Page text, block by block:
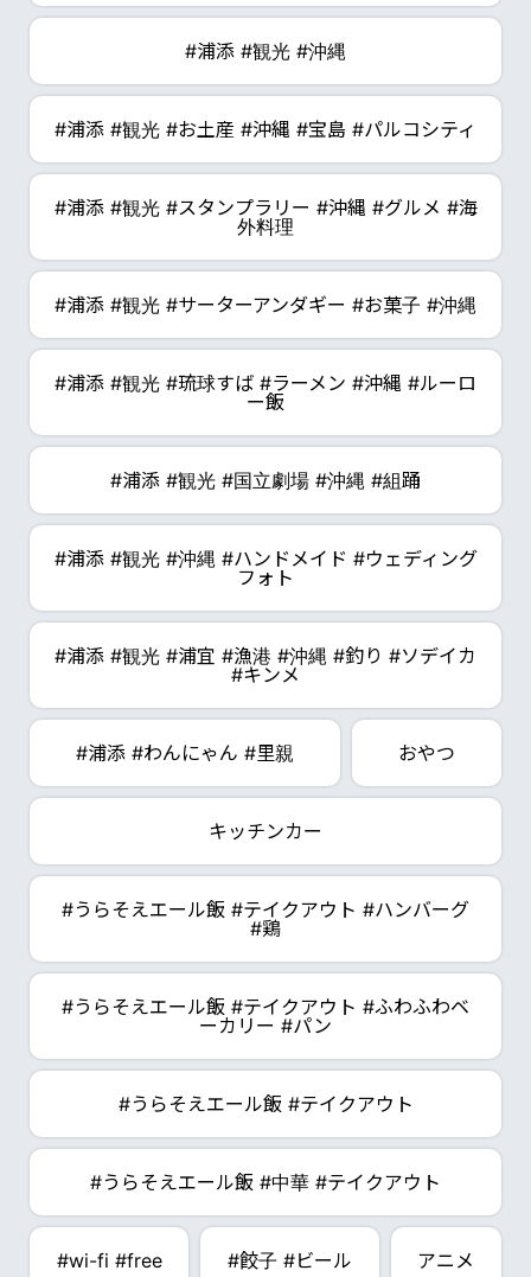
#浦添 #観光 #沖縄
#浦添 #観光 #お土産 #沖縄 #宝島 #パルコシティ
#浦添 #観光 #スタンプラリー #沖縄 #グルメ #海
外料理
#浦添 #観光 #サーターアンダギー #お菓子 #沖縄
#浦添 #観光 #琉球すば #ラーメン #沖縄 #ルーロ
ー飯
#浦添 #観光 #国立劇場 #沖縄 #組踊
#浦添 #観光 #沖縄 #ハンドメイド #ウェディング
フォト
#浦添 #観光 #浦宜 #漁港 #沖縄 #釣り #ソデイカ
#キンメ
#浦添 #わんにゃん #里親 おやつ
キッチンカー
#うらそえエール飯 #テイクアウト #ハンバーグ
#鶏
#うらそえエール飯 #テイクアウト #ふわふわベ
ーカリー #パン
#うらそえエール飯 #テイクアウト
#うらそえエール飯 #中華 #テイクアウト
#wi-fi #free #餃子 #ビール アニメ